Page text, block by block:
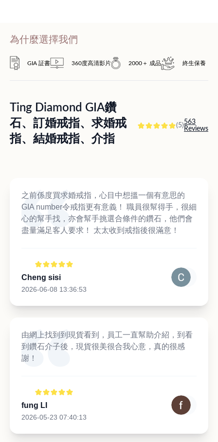
為什麼選擇我們
GIA 証書 360度高清影片 2000＋ 成品 終生保養
Ting Diamond GIA鑽
石、訂婚戒指、求婚戒
指、結婚戒指、介指
(5)563
Reviews
之前係度買求婚戒指，心目中想搵一個有意思的
GIA number令戒指更有意義！ 職員很幫得手，很細
心的幫手找，亦會幫手挑選合條件的鑽石，他們會
盡量滿足客人要求！ 太太收到戒指後很滿意！
Cheng sisi
2026-06-08 13:36:53
由網上找到到現貨看到，員工一直幫助介紹，到看
到鑽石介子後，現貨很美很合我心意，真的很感
謝！
fung LI
2026-05-23 07:40:13